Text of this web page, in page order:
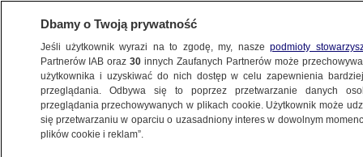
POLSKA
Dbamy o Twoją prywatność
Jeśli użytkownik wyrazi na to zgodę, my, naszepodmioty
Partnerów IAB oraz30 innych Zaufanych Partnerów może
użytkownika i uzyskiwać do nich dostęp w celu zapewnienia
przeglądania. Odbywa się to poprzez przetwarzanie danych
przeglądania przechowywanych w plikach cookie. Użytkownik może
się przetwarzaniu w oparciu o uzasadniony interes w dowolnym
plików cookie i reklam”.